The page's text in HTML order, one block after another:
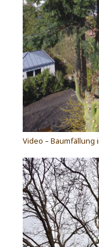
Video – Baumfällung